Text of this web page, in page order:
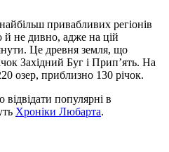
привабливих регіонів
й не дивно, адже на цій
Це древня земля, що
Західний Буг і Прип’ять. На
озер, приблизно 130 річок.
популярні в
Хроніки Любарта.